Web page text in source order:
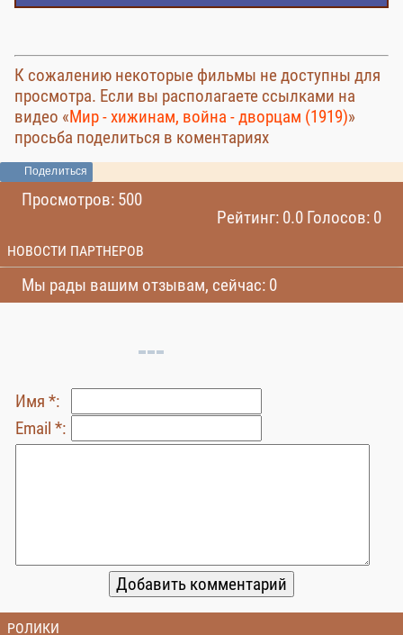
К сожалению некоторые фильмы не доступны для
просмотра. Если вы располагаете ссылками на
видео «Мир - хижинам, война - дворцам (1919)»
просьба поделиться в коментариях
Поделиться
Просмотров: 500
Рейтинг: 0.0 Голосов: 0
НОВОСТИ ПАРТНЕРОВ
Мы рады вашим отзывам, сейчас: 0
Имя *:
Email *:
РОЛИКИ